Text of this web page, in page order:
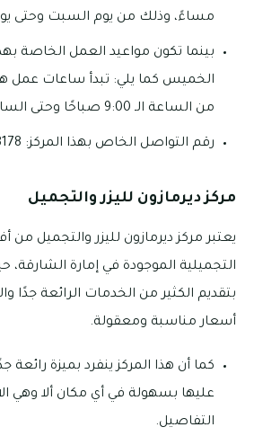
مساءً، وذلك من يوم السبت وحتى يوم
بينما تكون مواعيد العمل الخاصة
الخميس كما يلي: تبدأ ساعات عمل
من الساعة الـ 9:00 صباحًا وحتى الساعة الـ 3:00 ظهرًا.
رقم التواصل الخاص بهذا المركز: 8178 561 06.
مركز ديرمازون لليزر والتجميل
يعتبر مركز ديرمازون لليزر والتجميل من
التجميلية الموجودة في إمارة الشارقة،
بتقديم الكثير من الخدمات الرائعة جدًا
أسعار مناسبة ومعقولة.
كما أن هذا المركز ينفرد بميزة
عليها بسهولة في أي مكان ألا وهي
التفاصيل.